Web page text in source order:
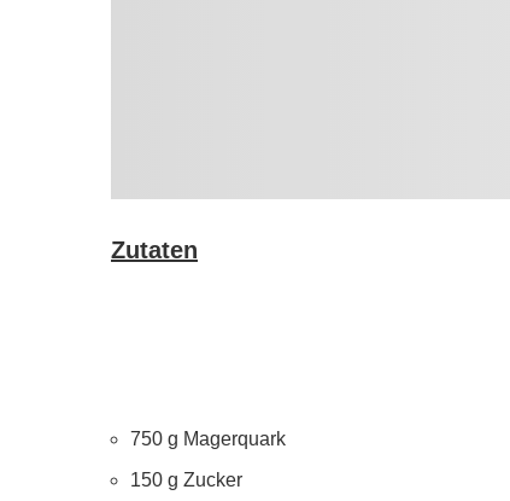
Zutaten
750 g Magerquark
150 g Zucker